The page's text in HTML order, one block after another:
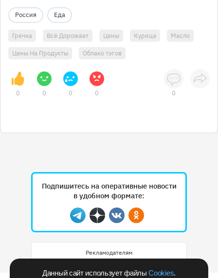
Данный сайт использует файлыCookies.
Россия Еда
Гречка Всё Дорожает Цены Курица Масло
Цены На Продукты Облако тэгов
0 0 0 0 0
Подпишитесь на оперативные новости
в удобном формате:
Telegram
ДзенВконтактеОдноклассники
Рекламодателям